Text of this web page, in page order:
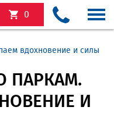
0
вдохновение и силы
ПАРКАМ.
И